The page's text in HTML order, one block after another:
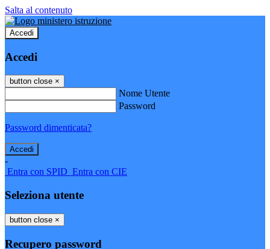
Salta al contenuto
Accedi
Accedi
button close ×
Nome Utente
Password
Password dimenticata?
-
Entra con SPID Entra con CIE
Seleziona utente
button close ×
Recupero password